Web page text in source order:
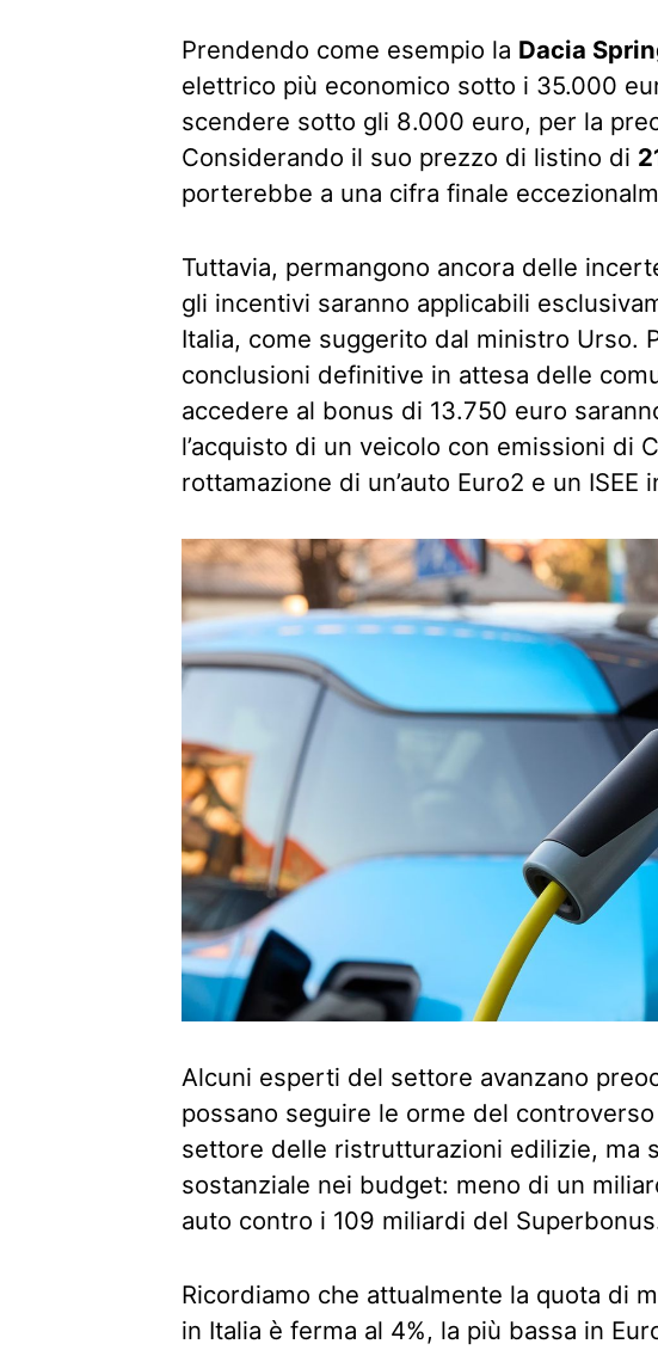
Prendendo come esempio la Dacia
elettrico più economico sotto i 35.000
scendere sotto gli 8.000 euro, per la
Considerando il suo prezzo di listino di
porterebbe a una cifra finale
Tuttavia, permangono ancora delle
gli incentivi saranno applicabili
Italia, come suggerito dal ministro Urso.
conclusioni definitive in attesa delle
accedere al bonus di 13.750 euro
l’acquisto di un veicolo con emissioni di
rottamazione di un’auto Euro2 e un
Alcuni esperti del settore avanzano
possano seguire le orme del controverso
settore delle ristrutturazioni edilizie, ma
sostanziale nei budget: meno di un
auto contro i 109 miliardi del
Ricordiamo che attualmente la quota di
in Italia è ferma al 4%, la più bassa in